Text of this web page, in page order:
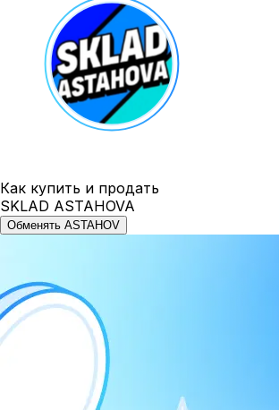
Как купить и продать
SKLAD ASTAHOVA
Обменять ASTAHOV